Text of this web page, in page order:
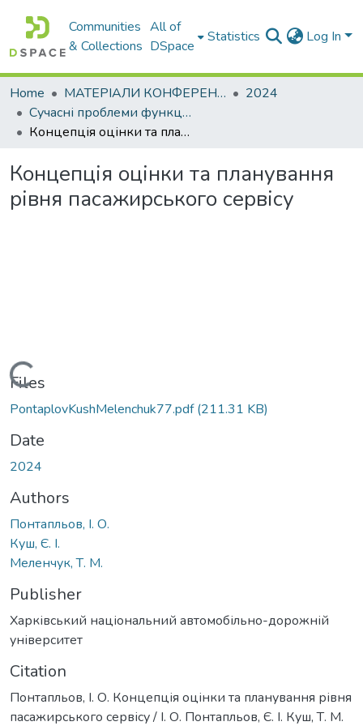
Communities
& Collections
All of
DSpace
Statistics Log In
Home МАТЕРІАЛИ КОНФЕРЕНЦІЙ
2024
Сучасні проблеми функціонування логістичних систем. Сталий розвиток транспортних систем: наука і практика
Концепція оцінки та планування рівня пасажирського сервісу
Концепція оцінки та планування
рівня пасажирського сервісу
Loading...
Files
PontaplovKushMelenchuk77.pdf(211.31 KB)
Date
2024
Authors
Понтапльов, І. О.
Куш, Є. І.
Меленчук, Т. М.
Publisher
Харківський національний автомобільно-дорожній
університет
Citation
Понтапльов, І. О. Концепція оцінки та планування рівня
пасажирського сервісу / І. О. Понтапльов, Є. І. Куш, Т. М.